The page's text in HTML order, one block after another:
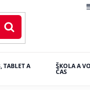
TABLET A ŠKOLA A
ČAS